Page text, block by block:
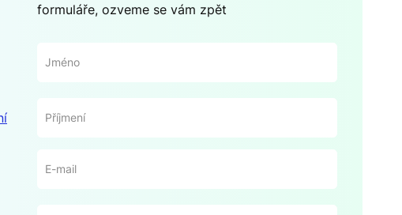
formuláře, ozveme se vám zpět